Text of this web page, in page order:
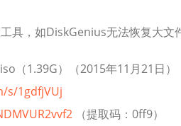
具，如DiskGenius无法恢复大文
（1.39G）（2015年11月21日）
s/1gdfjVUj
（提取码：0ff9）